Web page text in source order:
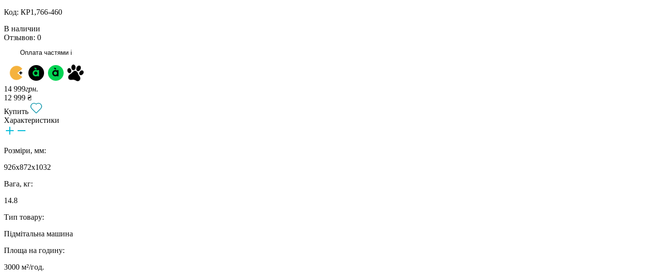
Код: КР1,766-460
В наличии
Отзывов: 0
Оплата частями i
14 999грн.
12 999 ₴
Купить
Характеристики
Розміри, мм:
926x872x1032
Вага, кг:
14.8
Тип товару:
Підмітальна машина
Площа на годину:
3000 м²/год.